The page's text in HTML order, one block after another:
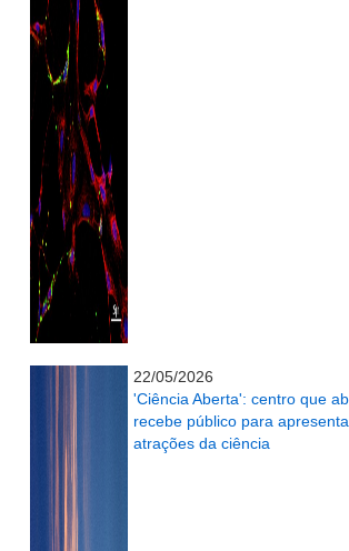
22/05/2026
'Ciência Aberta': centro que
recebe público para
atrações da ciência